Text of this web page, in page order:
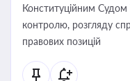
Конституційним Судом
контролю, розгляду
правових позицій